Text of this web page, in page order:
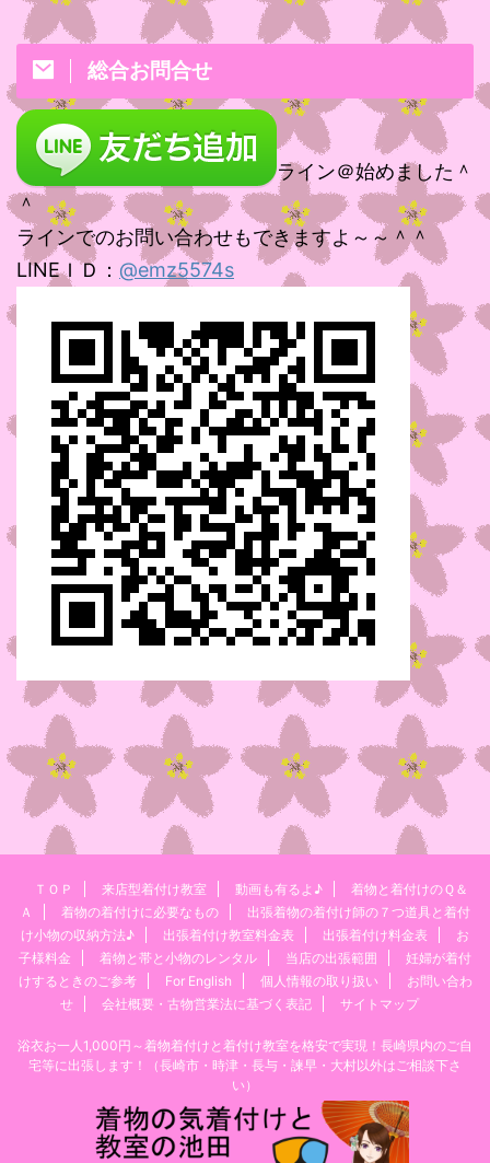
総合お問合せ
ライン＠始めました＾
＾
ラインでのお問い合わせもできますよ～～＾＾
LINEＩＤ： @emz5574s
ＴＯＰ 来店型着付け教室 動画も有るよ♪
着物と着付けのＱ＆
Ａ
着物の着付けに必要なもの
出張着物の着付け師の７つ道具と着付
け小物の収納方法♪
出張着付け教室料金表 出張着付け料金表
お
子様料金
着物と帯と小物のレンタル 当店の出張範囲
妊婦が着付
けするときのご参考
For English 個人情報の取り扱い
お問い合わ
せ
会社概要・古物営業法に基づく表記 サイトマップ
浴衣お一人1,000円～着物着付けと着付け教室を格安で実現！長崎県内のご自
宅等に出張します！（長崎市・時津・長与・諫早・大村以外はご相談下さ
い）